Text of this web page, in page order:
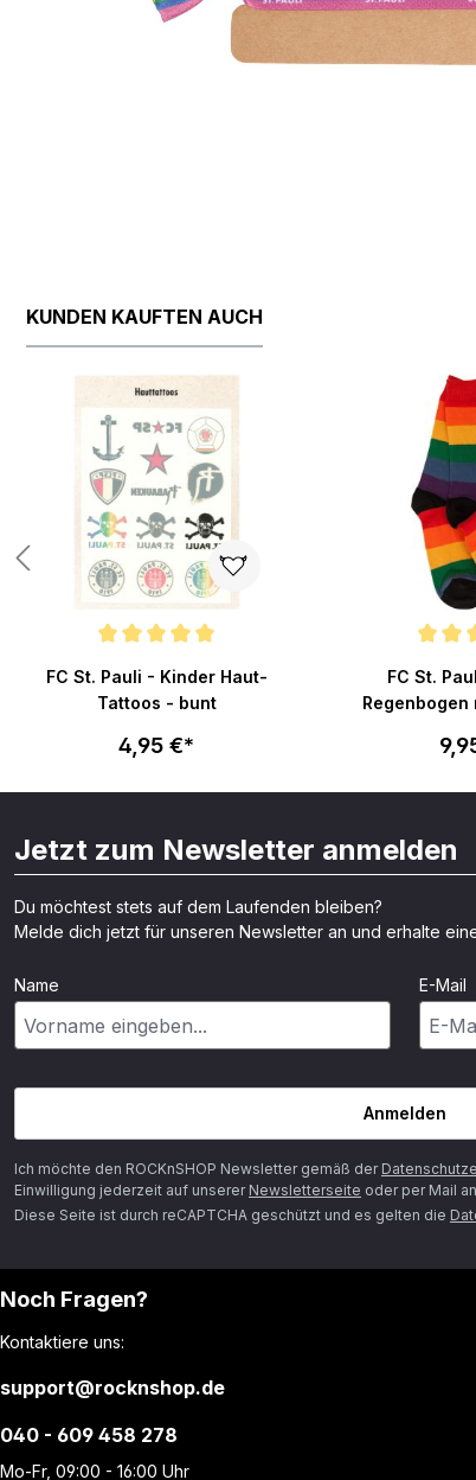
KUNDEN KAUFTEN AUCH
FC St. Pauli - Kinder Haut-
Tattoos - bunt
4,95 €*
FC St.
Jetzt zum Newsletter anmelden
Du möchtest stets auf dem Laufenden bleiben?
Melde dich jetzt für unseren Newsletter an und erhalte
Name E-Mail
Anmelden
Ich möchte den ROCKnSHOP Newsletter gemäß der
Einwilligung jederzeit auf unserer Newsletterseite oder per Mail an
Diese Seite ist durch reCAPTCHA geschützt und es gelten die
Noch Fragen?
Kontaktiere uns:
support@rocknshop.de
040 - 609 458 278
Mo-Fr, 09:00 - 16:00 Uhr